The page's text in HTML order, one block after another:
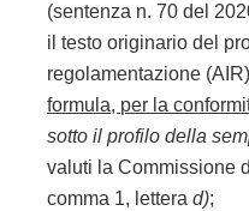
(sentenza n. 70 del
il testo originario del
regolamentazione
formula, per la
sotto il profilo della
valuti la Commissione
comma 1, letterad);